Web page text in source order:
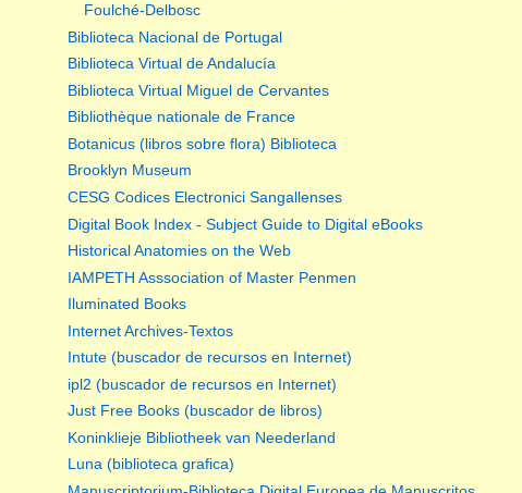
Foulché-Delbosc
Biblioteca Nacional de Portugal
Biblioteca Virtual de Andalucía
Biblioteca Virtual Miguel de Cervantes
Bibliothèque nationale de France
Botanicus (libros sobre flora) Biblioteca
Brooklyn Museum
CESG Codices Electronici Sangallenses
Digital Book Index - Subject Guide to Digital eBooks
Historical Anatomies on the Web
IAMPETH Asssociation of Master Penmen
Iluminated Books
Internet Archives-Textos
Intute (buscador de recursos en Internet)
ipl2 (buscador de recursos en Internet)
Just Free Books (buscador de libros)
Koninklieje Bibliotheek van Neederland
Luna (biblioteca grafica)